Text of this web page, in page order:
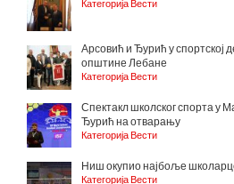
Категорија Вести
Арсовић и Ђурић у спортској
општине Лебане
Категорија Вести
Спектакл школског спорта у
Ђурић на отварању
Категорија Вести
Ниш окупио најбоље
Категорија Вести